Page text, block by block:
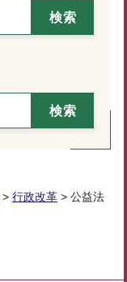
> 行政改革 > 公益法